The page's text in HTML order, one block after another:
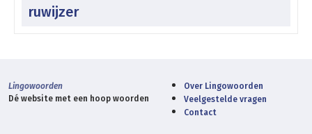
ruwijzer
Lingowoorden
Dé website met een hoop woorden
Over Lingowoorden
Veelgestelde vragen
Contact